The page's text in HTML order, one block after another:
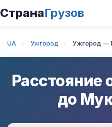
СтранаГрузов
UA Ужгород Ужгород —
Расстояние
до